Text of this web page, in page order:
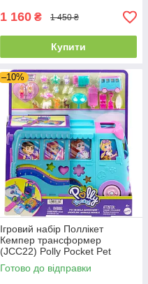
1 160 ₴ 1 450 ₴
Купити
–10%
Ігровий набір Поллікет
Кемпер трансформер
(JCC22) Polly Pocket Pet
Mobile Adventure Playset
Готово до відправки